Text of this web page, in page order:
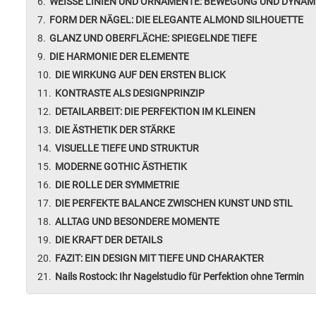
FORM DER NÄGEL: DIE ELEGANTE ALMOND SILHOUETTE
GLANZ UND OBERFLÄCHE: SPIEGELNDE TIEFE
DIE HARMONIE DER ELEMENTE
DIE WIRKUNG AUF DEN ERSTEN BLICK
KONTRASTE ALS DESIGNPRINZIP
DETAILARBEIT: DIE PERFEKTION IM KLEINEN
DIE ÄSTHETIK DER STÄRKE
VISUELLE TIEFE UND STRUKTUR
MODERNE GOTHIC ÄSTHETIK
DIE ROLLE DER SYMMETRIE
DIE PERFEKTE BALANCE ZWISCHEN KUNST UND STIL
ALLTAG UND BESONDERE MOMENTE
DIE KRAFT DER DETAILS
FAZIT: EIN DESIGN MIT TIEFE UND CHARAKTER
Nails Rostock: Ihr Nagelstudio für Perfektion ohne Termin